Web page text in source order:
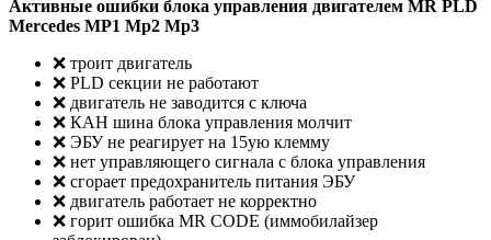
Активные ошибки блока управления двигателем MR PLD
Mercedes MP1 Mp2 Mp3
❌ троит двигатель
❌ PLD секции не работают
❌ двигатель не заводится с ключа
❌ КАН шина блока управления молчит
❌ ЭБУ не реагирует на 15ую клемму
❌ нет управляющего сигнала с блока управления
❌ сгорает предохранитель питания ЭБУ
❌ двигатель работает не корректно
❌ горит ошибка MR CODE (иммобилайзер